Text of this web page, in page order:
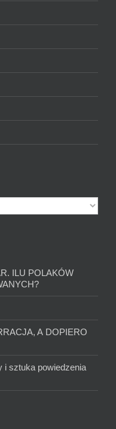
ILU POLAKÓW
A DOPIERO
i sztuka powiedzenia